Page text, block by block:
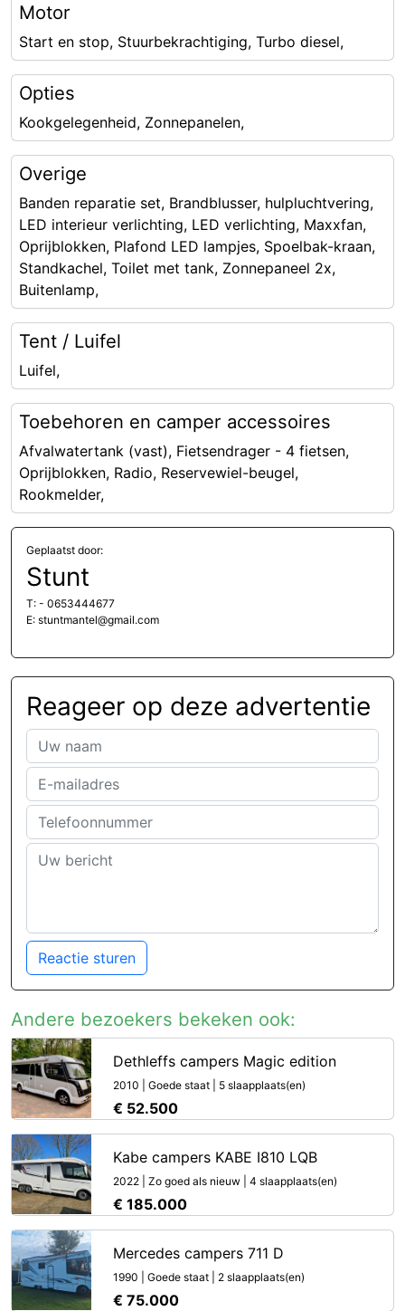
Motor
Start en stop, Stuurbekrachtiging, Turbo diesel,
Opties
Kookgelegenheid, Zonnepanelen,
Overige
Banden reparatie set, Brandblusser, hulpluchtvering,
LED interieur verlichting, LED verlichting, Maxxfan,
Oprijblokken, Plafond LED lampjes, Spoelbak-kraan,
Standkachel, Toilet met tank, Zonnepaneel 2x,
Buitenlamp,
Tent / Luifel
Luifel,
Toebehoren en camper accessoires
Afvalwatertank (vast), Fietsendrager - 4 fietsen,
Oprijblokken, Radio, Reservewiel-beugel,
Rookmelder,
Geplaatst door:
Stunt
T: - 0653444677
E: stuntmantel@gmail.com
Reageer op deze advertentie
Reactie sturen
Andere bezoekers bekeken ook:
Dethleffs campers Magic edition
2010 | Goede staat | 5 slaapplaats(en)
€ 52.500
Kabe campers KABE I810 LQB
2022 | Zo goed als nieuw | 4 slaapplaats(en)
€ 185.000
Mercedes campers 711 D
1990 | Goede staat | 2 slaapplaats(en)
€ 75.000